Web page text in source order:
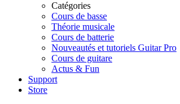
Catégories
Cours de basse
Théorie musicale
Cours de batterie
Nouveautés et tutoriels Guitar Pro
Cours de guitare
Actus & Fun
Support
Store